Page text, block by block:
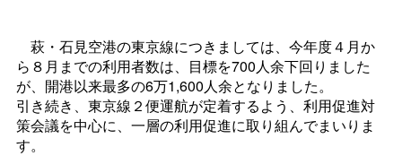
萩・石見空港の東京線につきましては、今年度４月か
ら８月までの利用者数は、目標を700人余下回りました
が、開港以来最多の6万1,600人余となりました。
引き続き、東京線２便運航が定着するよう、利用促進対
策会議を中心に、一層の利用促進に取り組んでまいりま
す。